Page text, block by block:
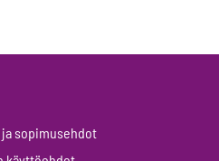
sopimusehdot